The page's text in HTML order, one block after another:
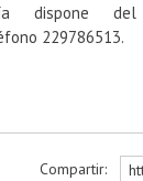
dispone
229786513.
Compartir: